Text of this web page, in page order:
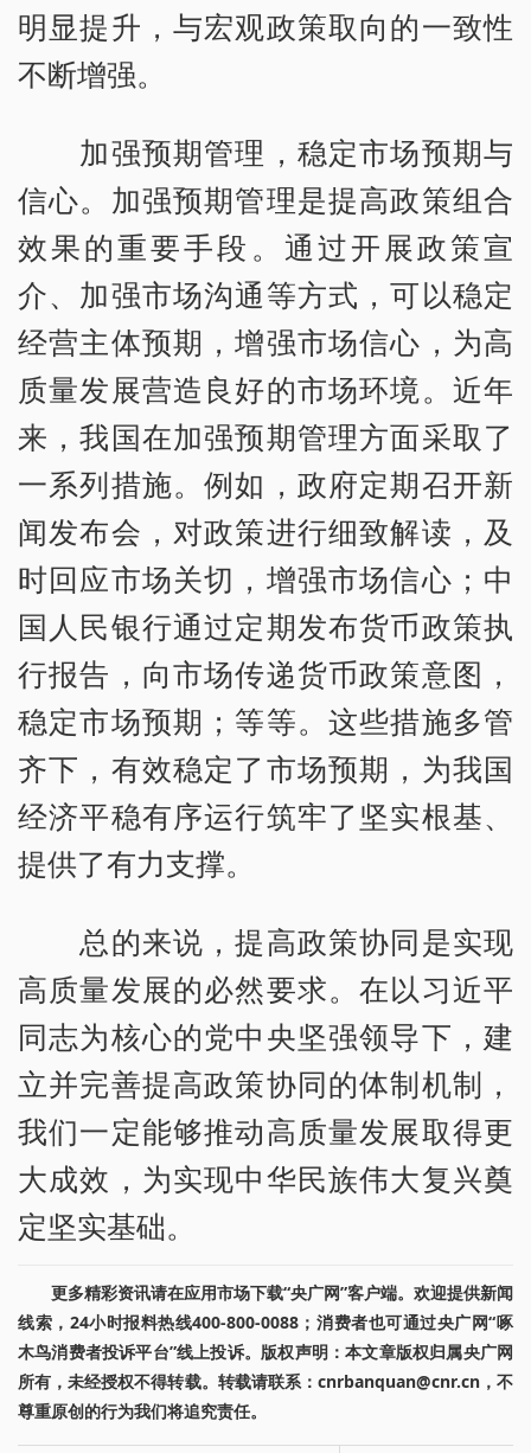
明显提升，与宏观政策取向的一致性
不断增强。
加强预期管理，稳定市场预期与
信心。加强预期管理是提高政策组合
效果的重要手段。通过开展政策宣
介、加强市场沟通等方式，可以稳定
经营主体预期，增强市场信心，为高
质量发展营造良好的市场环境。近年
来，我国在加强预期管理方面采取了
一系列措施。例如，政府定期召开新
闻发布会，对政策进行细致解读，及
时回应市场关切，增强市场信心；中
国人民银行通过定期发布货币政策执
行报告，向市场传递货币政策意图，
稳定市场预期；等等。这些措施多管
齐下，有效稳定了市场预期，为我国
经济平稳有序运行筑牢了坚实根基、
提供了有力支撑。
总的来说，提高政策协同是实现
高质量发展的必然要求。在以习近平
同志为核心的党中央坚强领导下，建
立并完善提高政策协同的体制机制，
我们一定能够推动高质量发展取得更
大成效，为实现中华民族伟大复兴奠
定坚实基础。
更多精彩资讯请在应用市场下载“央广网”客户端。欢迎提供新闻
线索，24小时报料热线400-800-0088；消费者也可通过央广网“啄
木鸟消费者投诉平台”线上投诉。版权声明：本文章版权归属央广网
所有，未经授权不得转载。转载请联系：cnrbanquan@cnr.cn，不
尊重原创的行为我们将追究责任。